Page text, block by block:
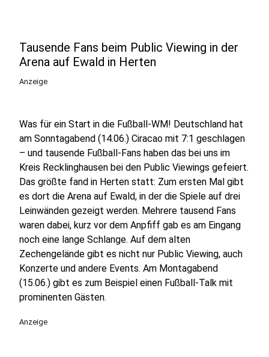
Tausende Fans beim Public Viewing in der
Arena auf Ewald in Herten
Anzeige
Was für ein Start in die Fußball-WM! Deutschland hat
am Sonntagabend (14.06.) Ciracao mit 7:1 geschlagen
– und tausende Fußball-Fans haben das bei uns im
Kreis Recklinghausen bei den Public Viewings gefeiert.
Das größte fand in Herten statt: Zum ersten Mal gibt
es dort die Arena auf Ewald, in der die Spiele auf drei
Leinwänden gezeigt werden. Mehrere tausend Fans
waren dabei, kurz vor dem Anpfiff gab es am Eingang
noch eine lange Schlange. Auf dem alten
Zechengelände gibt es nicht nur Public Viewing, auch
Konzerte und andere Events. Am Montagabend
(15.06.) gibt es zum Beispiel einen Fußball-Talk mit
prominenten Gästen.
Anzeige